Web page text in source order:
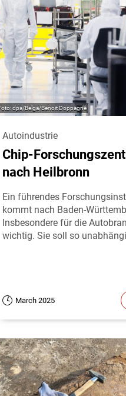
dpa/Belga/Benoit Doppagne
Autoindustrie
Chip-
nach Heilbronn
Ein führendes
kommt nach Baden-
Insbesondere für die
wichtig. Sie soll so
March 2025